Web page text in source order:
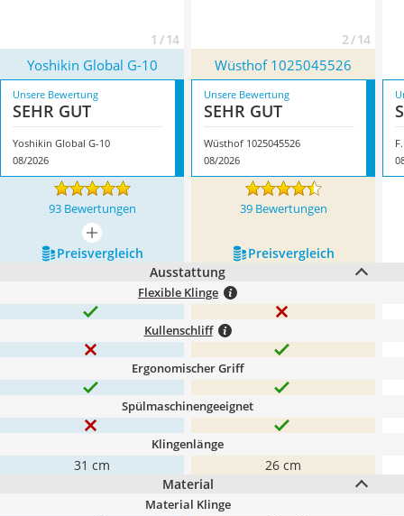
1 / 14 2 / 14
Yoshikin Global G-10 Wüsthof 1025045526
Unsere Bewertung
SEHR GUT
Yoshikin Global G-10
08/2026
Unsere Bewertung
SEHR GUT
Wüsthof 1025045526
08/2026
93 Bewertungen 39 Bewertungen
mehr anzeigen
Preis­vergleich
Preis­vergleich
Ausstattung
Flexible Klinge
Kullenschliff
Ergonomischer Griff
Spülmaschinengeeignet
Klingenlänge
31 cm
26 cm
Material
Material Klinge